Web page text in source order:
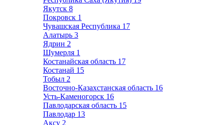
Якутск 8
Покровск 1
Чувашская Республика 17
Алатырь 3
Ядрин 2
Шумерля 1
Костанайская область 17
Костанай 15
Тобыл 2
Восточно-Казахстанская область 16
Усть-Каменогорск 16
Павлодарская область 15
Павлодар 13
Аксу 2